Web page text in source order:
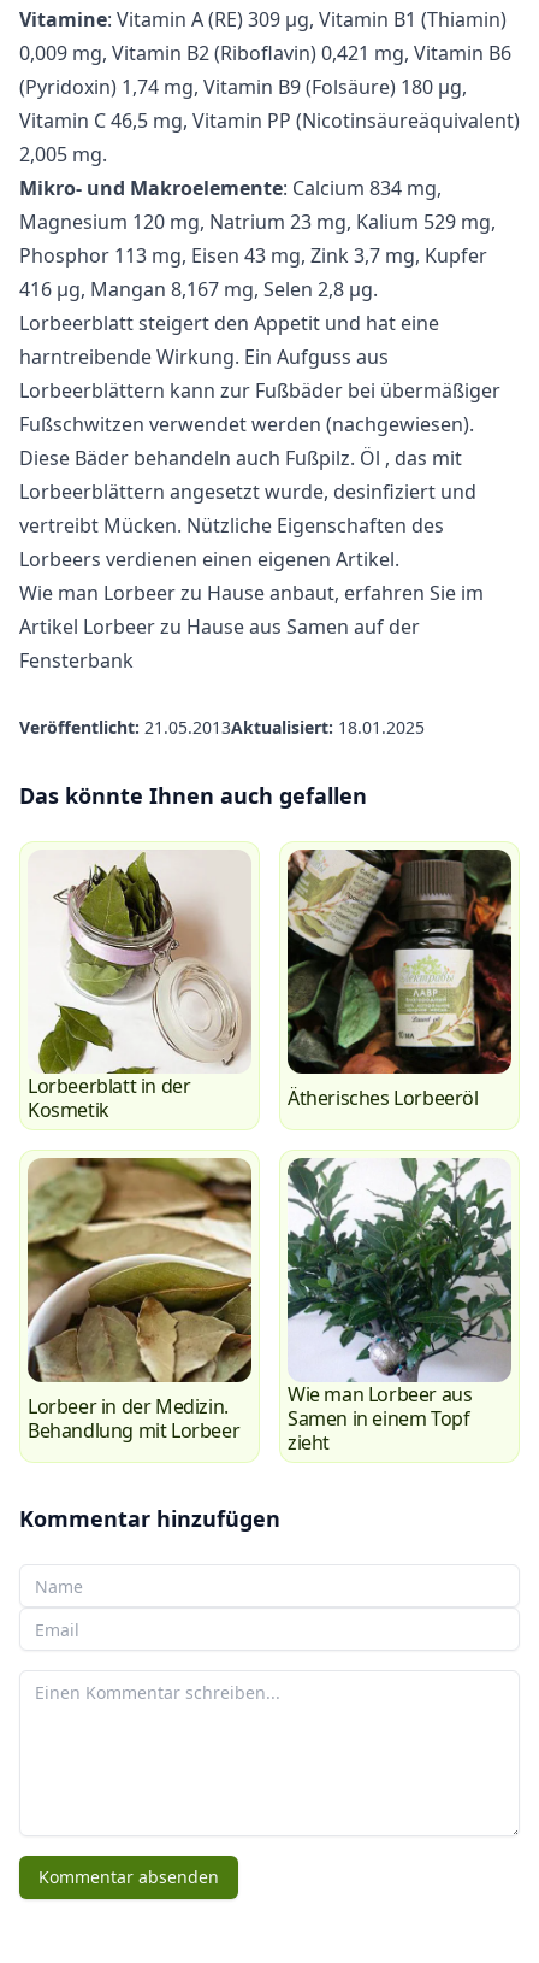
Vitamine: Vitamin A (RE) 309 µg, Vitamin B1 (Thiamin)
0,009 mg, Vitamin B2 (Riboflavin) 0,421 mg, Vitamin B6
(Pyridoxin) 1,74 mg, Vitamin B9 (Folsäure) 180 µg,
Vitamin C 46,5 mg, Vitamin PP (Nicotinsäureäquivalent)
2,005 mg.
Mikro- und Makroelemente: Calcium 834 mg,
Magnesium 120 mg, Natrium 23 mg, Kalium 529 mg,
Phosphor 113 mg, Eisen 43 mg, Zink 3,7 mg, Kupfer
416 µg, Mangan 8,167 mg, Selen 2,8 µg.
Lorbeerblatt steigert den Appetit und hat eine
harntreibende Wirkung. Ein Aufguss aus
Lorbeerblättern kann zur Fußbäder bei übermäßiger
Fußschwitzen verwendet werden (nachgewiesen).
Diese Bäder behandeln auch Fußpilz. Öl , das mit
Lorbeerblättern angesetzt wurde, desinfiziert und
vertreibt Mücken. Nützliche Eigenschaften des
Lorbeers verdienen einen eigenen Artikel.
Wie man Lorbeer zu Hause anbaut, erfahren Sie im
Artikel Lorbeer zu Hause aus Samen auf der
Fensterbank
Veröffentlicht: 21.05.2013Aktualisiert: 18.01.2025
Das könnte Ihnen auch gefallen
Lorbeerblatt in der
Kosmetik
Ätherisches Lorbeeröl
Lorbeer in der Medizin.
Behandlung mit Lorbeer
Wie man Lorbeer aus
Samen in einem Topf
zieht
Kommentar hinzufügen
Ihr Name
Ihre E-Mail
Ihr Kommentar
Kommentar absenden